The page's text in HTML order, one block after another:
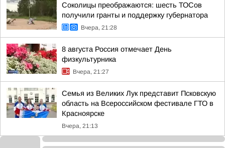
Соколицы преображаются: шесть ТОСов
получили гранты и поддержку губернатора
Вчера, 21:28
8 августа Россия отмечает День
физкультурника
Вчера, 21:27
Семья из Великих Лук представит Псковскую
область на Всероссийском фестивале ГТО в
Красноярске
Вчера, 21:13